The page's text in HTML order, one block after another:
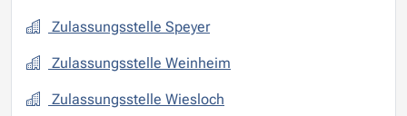
Zulassungsstelle Speyer
Zulassungsstelle Weinheim
Zulassungsstelle Wiesloch